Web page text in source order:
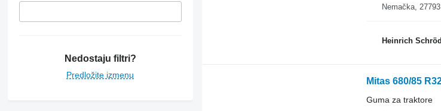
Nedostaju filtri?
Predložite izmenu
Nemačka,
Heinrich
Mitas 680/85
Guma za traktore